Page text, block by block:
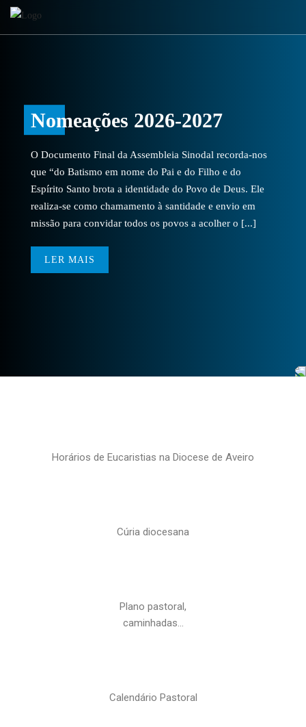
Nomeações 2026-2027
O Documento Final da Assembleia Sinodal recorda-nos
que “do Batismo em nome do Pai e do Filho e do
Espírito Santo brota a identidade do Povo de Deus. Ele
realiza-se como chamamento à santidade e envio em
missão para convidar todos os povos a acolher o [...]
LER MAIS
Horários de Eucaristias na Diocese de Aveiro
Cúria diocesana
Plano pastoral,
caminhadas…
Calendário Pastoral